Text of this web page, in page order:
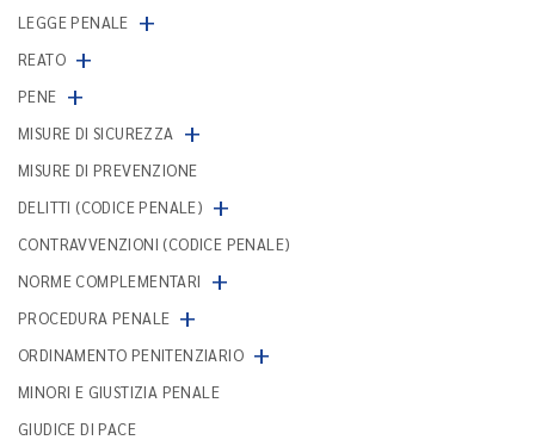
LEGGE PENALE +
REATO +
PENE +
MISURE DI SICUREZZA +
MISURE DI PREVENZIONE
DELITTI (CODICE PENALE) +
CONTRAVVENZIONI (CODICE PENALE)
NORME COMPLEMENTARI
+
PROCEDURA PENALE +
ORDINAMENTO PENITENZIARIO +
MINORI E GIUSTIZIA PENALE
GIUDICE DI PACE